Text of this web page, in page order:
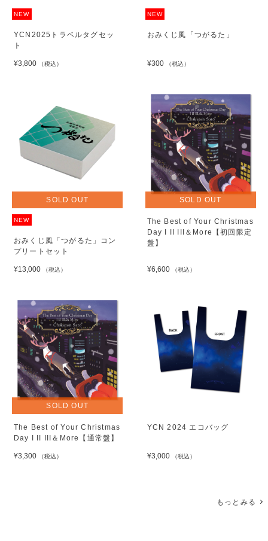
NEW
YCN2025トラベルタグセッ
ト
¥3,800 （税込）
NEW
おみくじ風「つがるた」
¥300 （税込）
SOLD OUT
NEW
おみくじ風「つがるた」コン
プリートセット
¥13,000 （税込）
SOLD OUT
The Best of Your Christmas
Day I II III＆More【初回限定
盤】
¥6,600 （税込）
SOLD OUT
The Best of Your Christmas
Day I II III＆More【通常盤】
¥3,300 （税込）
YCN 2024 エコバッグ
¥3,000 （税込）
もっとみる